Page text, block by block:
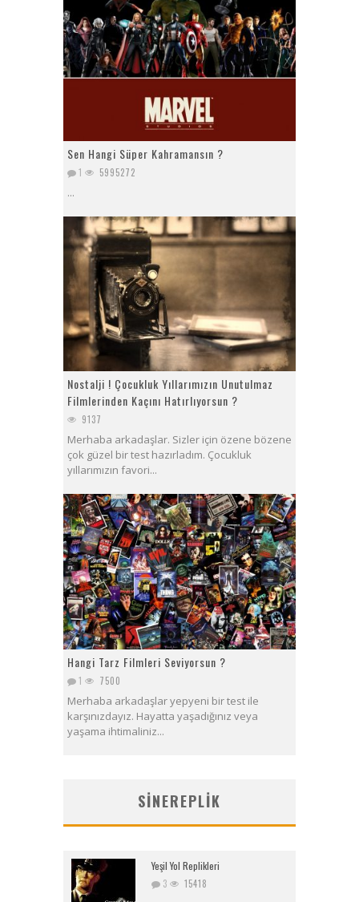
Sen Hangi Süper Kahramansın ?
1 5995272
...
Nostalji ! Çocukluk Yıllarımızın Unutulmaz
Filmlerinden Kaçını Hatırlıyorsun ?
9137
Merhaba arkadaşlar. Sizler için özene bözene
çok güzel bir test hazırladım. Çocukluk
yıllarımızın favori...
Hangi Tarz Filmleri Seviyorsun ?
1 7500
Merhaba arkadaşlar yepyeni bir test ile
karşınızdayız. Hayatta yaşadığınız veya
yaşama ihtimaliniz...
SINEREPLIK
Yeşil Yol Replikleri
3 15418